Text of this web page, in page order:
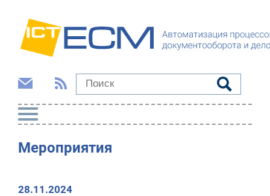
Мероприятия
28.11.2024